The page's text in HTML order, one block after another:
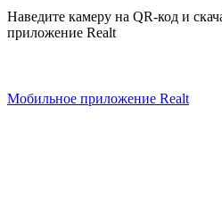
Наведите камеру на QR-код и
приложение Realt
Мобильное приложение Realt